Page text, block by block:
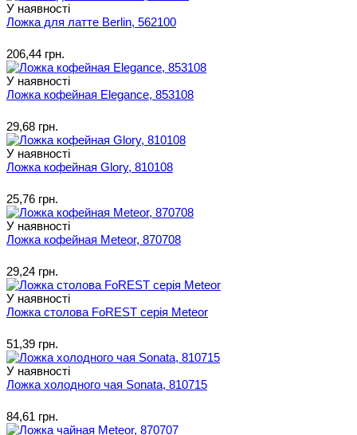
У наявності
Ложка для латте Berlin, 562100
206,44 грн.
У наявності
Ложка кофейная Elegance, 853108
29,68 грн.
У наявності
Ложка кофейная Glory, 810108
25,76 грн.
У наявності
Ложка кофейная Meteor, 870708
29,24 грн.
У наявності
Ложка столова FoREST серія Meteor
51,39 грн.
У наявності
Ложка холодного чая Sonata, 810715
84,61 грн.